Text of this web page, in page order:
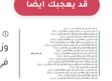
قد يعجبك ايضا